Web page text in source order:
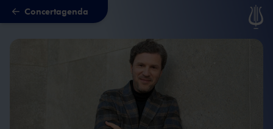
Naar hoofdcontent
Concertagenda